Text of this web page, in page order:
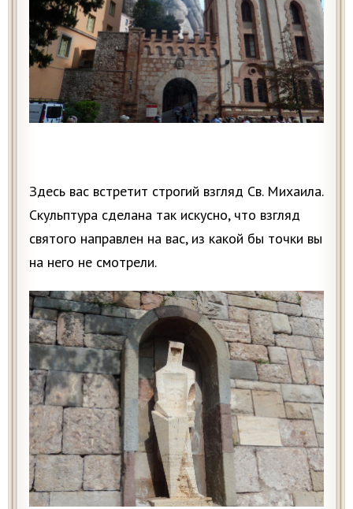
Здесь вас встретит строгий взгляд Св. Михаила.
Скульптура сделана так искусно, что взгляд
святого направлен на вас, из какой бы точки вы
на него не смотрели.